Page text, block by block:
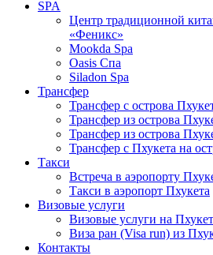
SPA
Центр традиционной
«Феникс»
Mookda Spa
Oasis Спа
Siladon Spa
Трансфер
Трансфер с острова
Трансфер из острова
Трансфер из острова
Трансфер с Пхукета на
Такси
Встреча в аэропорту
Такси в аэропорт Пхукета
Визовые услуги
Визовые услуги на
Виза ран (Visa run) из
Контакты